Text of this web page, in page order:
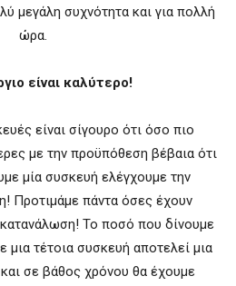
μεγάλη συχνότητα και για πολλή
ώρα.
είναι καλύτερο!
είναι σίγουρο ότι όσο πιο
με την προϋπόθεση βέβαια ότι
μία συσκευή ελέγχουμε την
Προτιμάμε πάντα όσες έχουν
Το ποσό που δίνουμε
τέτοια συσκευή αποτελεί μια
σε βάθος χρόνου θα έχουμε